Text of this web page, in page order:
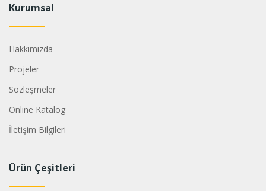
Kurumsal
Hakkımızda
Projeler
Sözleşmeler
Online Katalog
İletişim Bilgileri
Ürün Çeşitleri